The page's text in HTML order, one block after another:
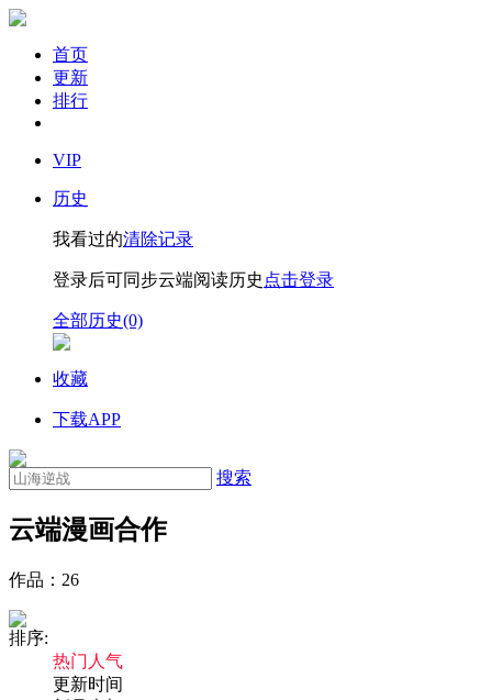
首页
更新
排行
VIP
历史
我看过的清除记录
登录后可同步云端阅读历史 点击登录
全部历史(0)
收藏
下载APP
搜索
云端漫画合作
作品： 26
排序:
热门人气
更新时间